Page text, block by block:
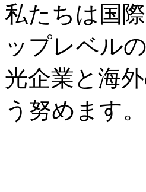
私たちは国
ップレベル
光企業と海
う努めます。